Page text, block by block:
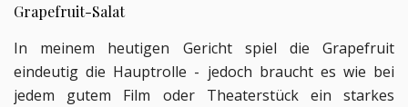
Grapefruit-Salat
In meinem heutigen Gericht spiel die Grapefruit
eindeutig die Hauptrolle - jedoch braucht es wie bei
jedem gutem Film oder Theaterstück ein starkes